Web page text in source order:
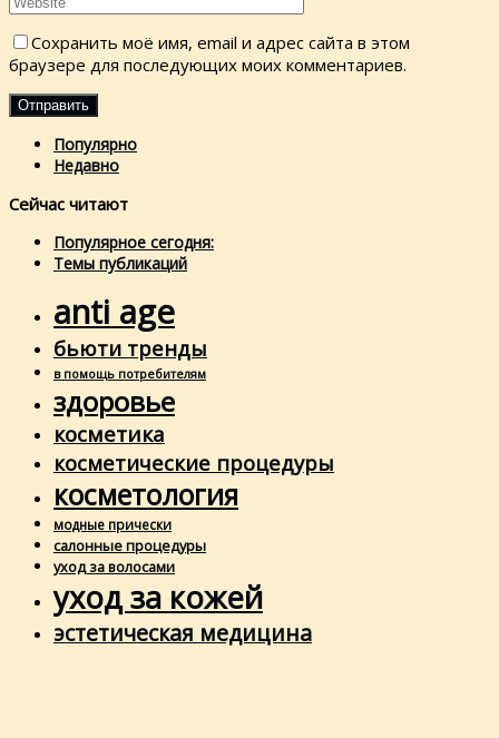
Сохранить моё имя, email и адрес сайта в этом
браузере для последующих моих комментариев.
Популярно
Недавно
Сейчас читают
Популярное сегодня:
Темы публикаций
anti age
бьюти тренды
в помощь потребителям
здоровье
косметика
косметические процедуры
косметология
модные прически
салонные процедуры
уход за волосами
уход за кожей
эстетическая медицина